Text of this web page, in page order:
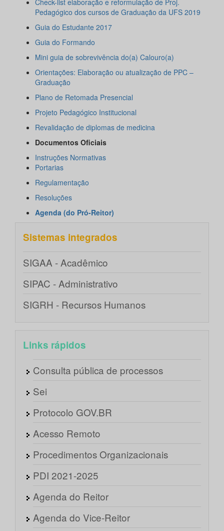
Check-list elaboração e reformulação de Proj.
Pedagógico dos cursos de Graduação da UFS 2019
Guia do Estudante 2017
Guia do Formando
Mini guia de sobrevivência do(a) Calouro(a)
Orientações: Elaboração ou atualização de PPC –
Graduação
Plano de Retomada Presencial
Projeto Pedagógico Institucional
Revalidação de diplomas de medicina
Documentos Oficiais
Instruções Normativas
Portarias
Regulamentação
Resoluções
Agenda (do Pró-Reitor)
Sistemas integrados
SIGAA - Acadêmico
SIPAC - Administrativo
SIGRH - Recursos Humanos
Links rápidos
Consulta pública de processos
Sei
Protocolo GOV.BR
Acesso Remoto
Procedimentos Organizacionais
PDI 2021-2025
Agenda do Reitor
Agenda do Vice-Reitor